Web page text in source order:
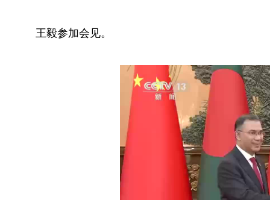
王毅参加会见。